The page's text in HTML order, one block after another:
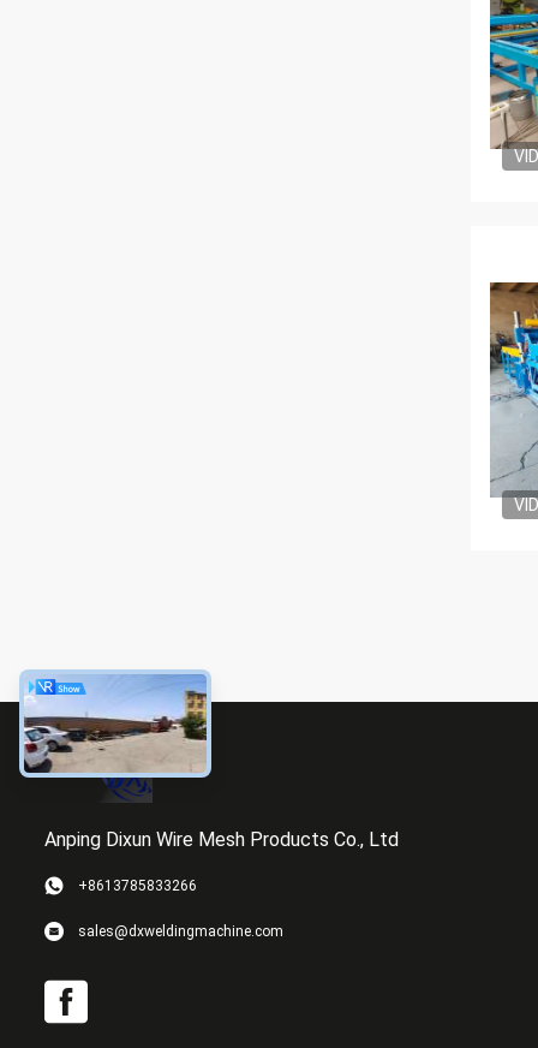
Anping Dixun Wire Mesh Products Co., Ltd
+8613785833266
sales@dxweldingmachine.com